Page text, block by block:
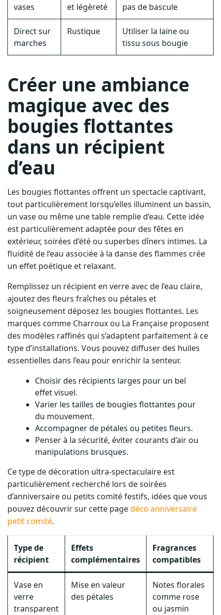
vases
et légèreté
pas de bascule
Direct sur
marches
Rustique
Utiliser la laine ou
tissu sous bougie
Créer une ambiance
magique avec des
bougies flottantes
dans un récipient
d’eau
Les bougies flottantes offrent un spectacle captivant,
tout particulièrement lorsqu’elles illuminent un bassin,
un vase ou même une table remplie d’eau. Cette idée
est particulièrement adaptée pour des fêtes en
extérieur, soirées d’été ou superbes dîners intimes. La
fluidité de l’eau associée à la danse des flammes crée
un effet poétique et relaxant.
Remplissez un récipient en verre avec de l’eau claire,
ajoutez des fleurs fraîches ou pétales et
soigneusement déposez les bougies flottantes. Les
marques comme Charroux ou La Française proposent
des modèles raffinés qui s’adaptent parfaitement à ce
type d’installations. Vous pouvez diffuser des huiles
essentielles dans l’eau pour enrichir la senteur.
Choisir des récipients larges pour un bel
effet visuel.
Varier les tailles de bougies flottantes pour
du mouvement.
Accompagner de pétales ou petites fleurs.
Penser à la sécurité, éviter courants d’air ou
manipulations brusques.
Ce type de décoration ultra-spectaculaire est
particulièrement recherché lors de soirées
d’anniversaire ou petits comité festifs, idées que vous
pouvez découvrir sur cette pagedéco anniversaire
petit comité.
Type de
récipient
Effets
complémentaires
Fragrances
compatibles
Vase en
verre
transparent
Mise en valeur
des pétales
Notes florales
comme rose
ou jasmin